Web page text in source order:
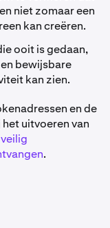
niet zomaar een
kan creëren.
ooit is gedaan,
bewijsbare
kan zien.
en de
uitvoeren van
.